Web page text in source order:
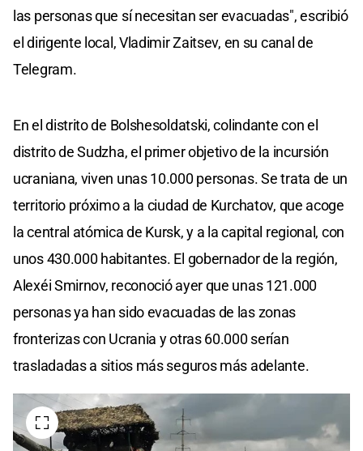
las personas que sí necesitan ser evacuadas", escribió
el dirigente local, Vladimir Zaitsev, en su canal de
Telegram.
En el distrito de Bolshesoldatski, colindante con el
distrito de Sudzha, el primer objetivo de la incursión
ucraniana, viven unas 10.000 personas. Se trata de un
territorio próximo a la ciudad de Kurchatov, que acoge
la central atómica de Kursk, y a la capital regional, con
unos 430.000 habitantes. El gobernador de la región,
Alexéi Smirnov, reconoció ayer que unas 121.000
personas ya han sido evacuadas de las zonas
fronterizas con Ucrania y otras 60.000 serían
trasladadas a sitios más seguros más adelante.